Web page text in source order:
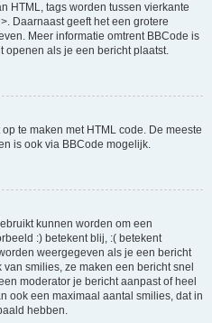
HTML, tags worden tussen vierkante
Daarnaast geeft het een grotere
Meer informatie omtrent BBCode is
openen als je een bericht plaatst.
te maken met HTML code. De meeste
is ook via BBCode mogelijk.
kunnen worden om een
:) betekent blij, :( betekent
weergegeven als je een bericht
smilies, ze maken een bericht snel
moderator je bericht aanpast of heel
ook een maximaal aantal smilies, dat in
hebben.